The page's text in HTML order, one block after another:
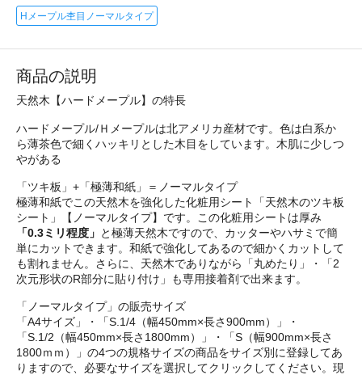
Hメープル杢目ノーマルタイプ
商品の説明
天然木【ハードメープル】の特長
ハードメープル/Ｈメープルは北アメリカ産材です。色は白系か
ら薄茶色で細くハッキリとした木目をしています。木肌に少しつ
やがある
「ツキ板」+「極薄和紙」＝ノーマルタイプ
極薄和紙でこの天然木を強化した化粧用シート「天然木のツキ板
シート」【ノーマルタイプ】です。この化粧用シートは厚み
「0.3ミリ程度」 と極薄天然木ですので、カッターやハサミで簡
単にカットできます。和紙で強化してあるので細かくカットして
も割れません。さらに、天然木でありながら「丸めたり」・「2
次元形状のR部分に貼り付け」も専用接着剤で出来ます。
「ノーマルタイプ」の販売サイズ
「A4サイズ」・「S.1/4（幅450mm×長さ900mm）」・
「S.1/2（幅450mm×長さ1800mm）」・「S（幅900mm×長さ
1800ｍｍ）」の4つの規格サイズの商品をサイズ別に登録してあ
りますので、必要なサイズを選択してクリックしてください。現